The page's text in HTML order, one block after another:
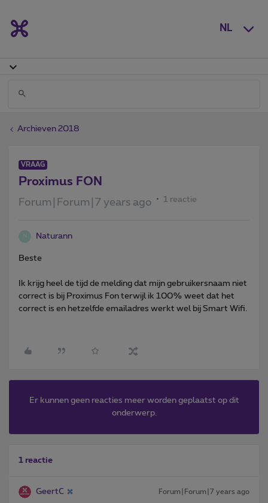
NL
Archieven 2018
VRAAG
Proximus FON
Forum|Forum|7 years ago 1 reactie
N Naturann
Beste
Ik krijg heel de tijd de melding dat mijn gebruikersnaam niet
correct is bij Proximus Fon terwijl ik 100% weet dat het
correct is en hetzelfde emailadres werkt wel bij Smart Wifi.
Er kunnen geen reacties meer worden geplaatst op dit
onderwerp.
1 reactie
GeertC Forum|Forum|7 years ago